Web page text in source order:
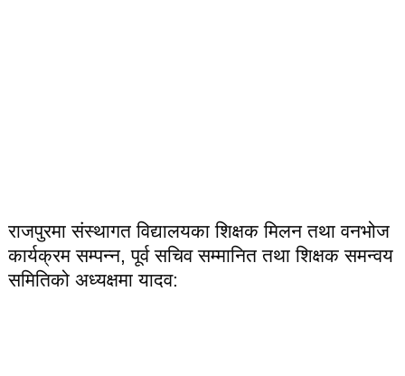
राजपुरमा संस्थागत विद्यालयका शिक्षक मिलन तथा वनभोज
कार्यक्रम सम्पन्न, पूर्व सचिव सम्मानित तथा शिक्षक समन्वय
समितिको अध्यक्षमा यादव: